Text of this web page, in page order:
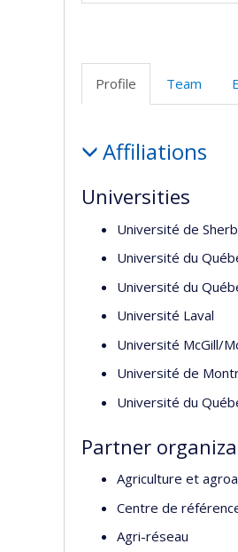
Profile Team
Affiliations
Universities
Université de
Université du
Université du
Université Laval
Université McGill/
Université de
Université du
Partner
Agriculture et
Centre de
Agri-réseau